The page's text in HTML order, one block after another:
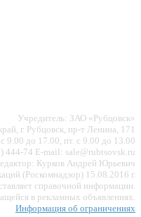
Учредитель: ЗАО «Рубцовск»
г. Рубцовск, пр-т Ленина, 171
9.00 до 17.00, пт. с 9.00 до 13.00
444-74 E-mail: sale@rubtsovsk.ru
Курков Андрей Юрьевич
(Роскомнадзор) 15.08.2016 г.
справочной информации.
в рекламных объявлениях.
Информация об ограничениях